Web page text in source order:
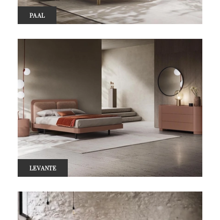
PAAL
LEVANTE